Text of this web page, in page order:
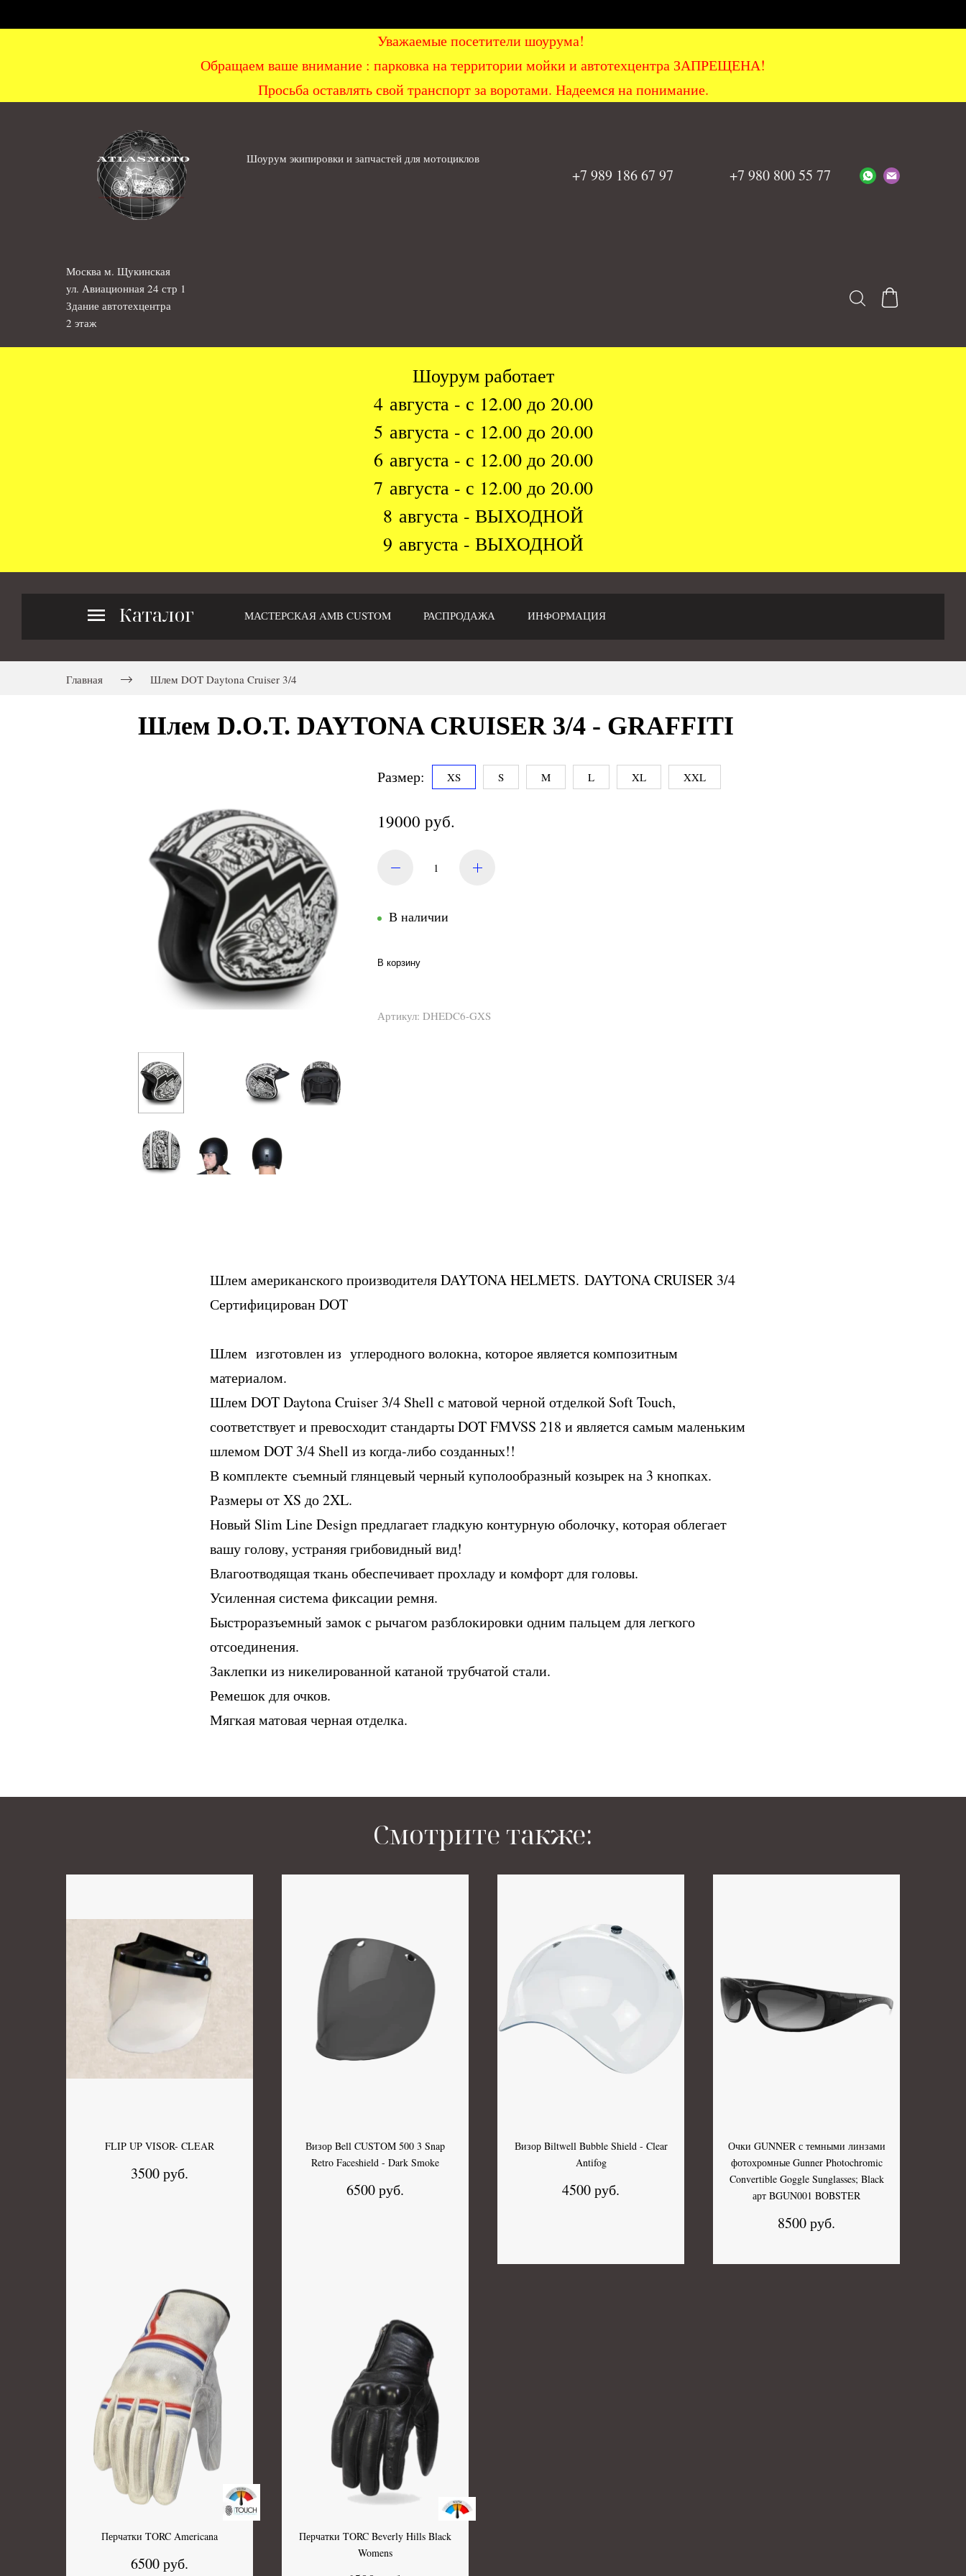
Уважаемые посетители шоурума!
Обращаем ваше внимание : парковка на территории мойки и автотехцентра ЗАПРЕЩЕНА!
Просьба оставлять свой транспорт за воротами. Надеемся на понимание.
Шоурум экипировки и запчастей для мотоциклов
+7 980 800 55 77
+7 989 186 67 97
Москва м. Щукинская
ул. Авиационная 24 стр 1
Здание автотехцентра
2 этаж
Шоурум работает
4 августа - с 12.00 до 20.00
5 августа - с 12.00 до 20.00
6 августа - с 12.00 до 20.00
7 августа - с 12.00 до 20.00
8 августа - ВЫХОДНОЙ
9 августа - ВЫХОДНОЙ
Каталог МАСТЕРСКАЯ AMB CUSTOM РАСПРОДАЖА ИНФОРМАЦИЯ
Главная Шлем DOT Daytona Cruiser 3/4
Шлем D.O.T. DAYTONA CRUISER 3/4 - GRAFFITI
Размер: XS S M L XL XXL
19000 руб.
В наличии
В корзину
Артикул: DHEDC6-GXS
Шлем американского производителя DAYTONA HELMETS. DAYTONA CRUISER 3/4
Сертифицирован DOT
Шлем изготовлен из углеродного волокна, которое является композитным
материалом.
Шлем DOT Daytona Cruiser 3/4 Shell с матовой черной отделкой Soft Touch,
соответствует и превосходит стандарты DOT FMVSS 218 и является самым маленьким
шлемом DOT 3/4 Shell из когда-либо созданных!!
В комплекте съемный глянцевый черный куполообразный козырек на 3 кнопках.
Размеры от XS до 2XL.
Новый Slim Line Design предлагает гладкую контурную оболочку, которая облегает
вашу голову, устраняя грибовидный вид!
Влагоотводящая ткань обеспечивает прохладу и комфорт для головы.
Усиленная система фиксации ремня.
Быстроразъемный замок с рычагом разблокировки одним пальцем для легкого
отсоединения.
Заклепки из никелированной катаной трубчатой ​​стали.
Ремешок для очков.
Мягкая матовая черная отделка.
Смотрите также:
FLIP UP VISOR- CLEAR
3500 руб.
Визор Bell CUSTOM 500 3 Snap
Retro Faceshield - Dark Smoke
6500 руб.
Визор Biltwell Bubble Shield - Clear
Antifog
4500 руб.
Очки GUNNER с темными линзами
фотохромные Gunner Photochromic
Convertible Goggle Sunglasses; Black
арт BGUN001 BOBSTER
8500 руб.
Перчатки TORC Americana
6500 руб.
Перчатки TORC Beverly Hills Black
Womens